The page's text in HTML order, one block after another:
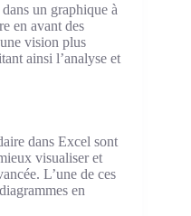
un graphique à
en avant des
vision plus
ainsi l’analyse et
dans Excel sont
visualiser et
L’une de ces
en